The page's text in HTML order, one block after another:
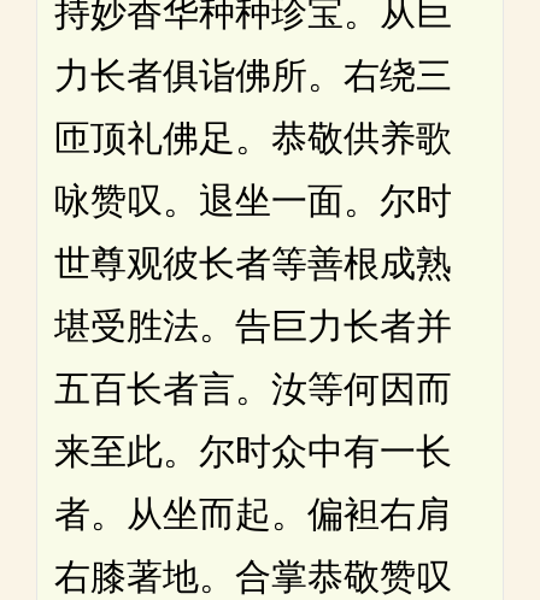
持妙香华种种珍宝。从巨
力长者俱诣佛所。右绕三
匝顶礼佛足。恭敬供养歌
咏赞叹。退坐一面。尔时
世尊观彼长者等善根成熟
堪受胜法。告巨力长者并
五百长者言。汝等何因而
来至此。尔时众中有一长
者。从坐而起。偏袒右肩
右膝著地。合掌恭敬赞叹